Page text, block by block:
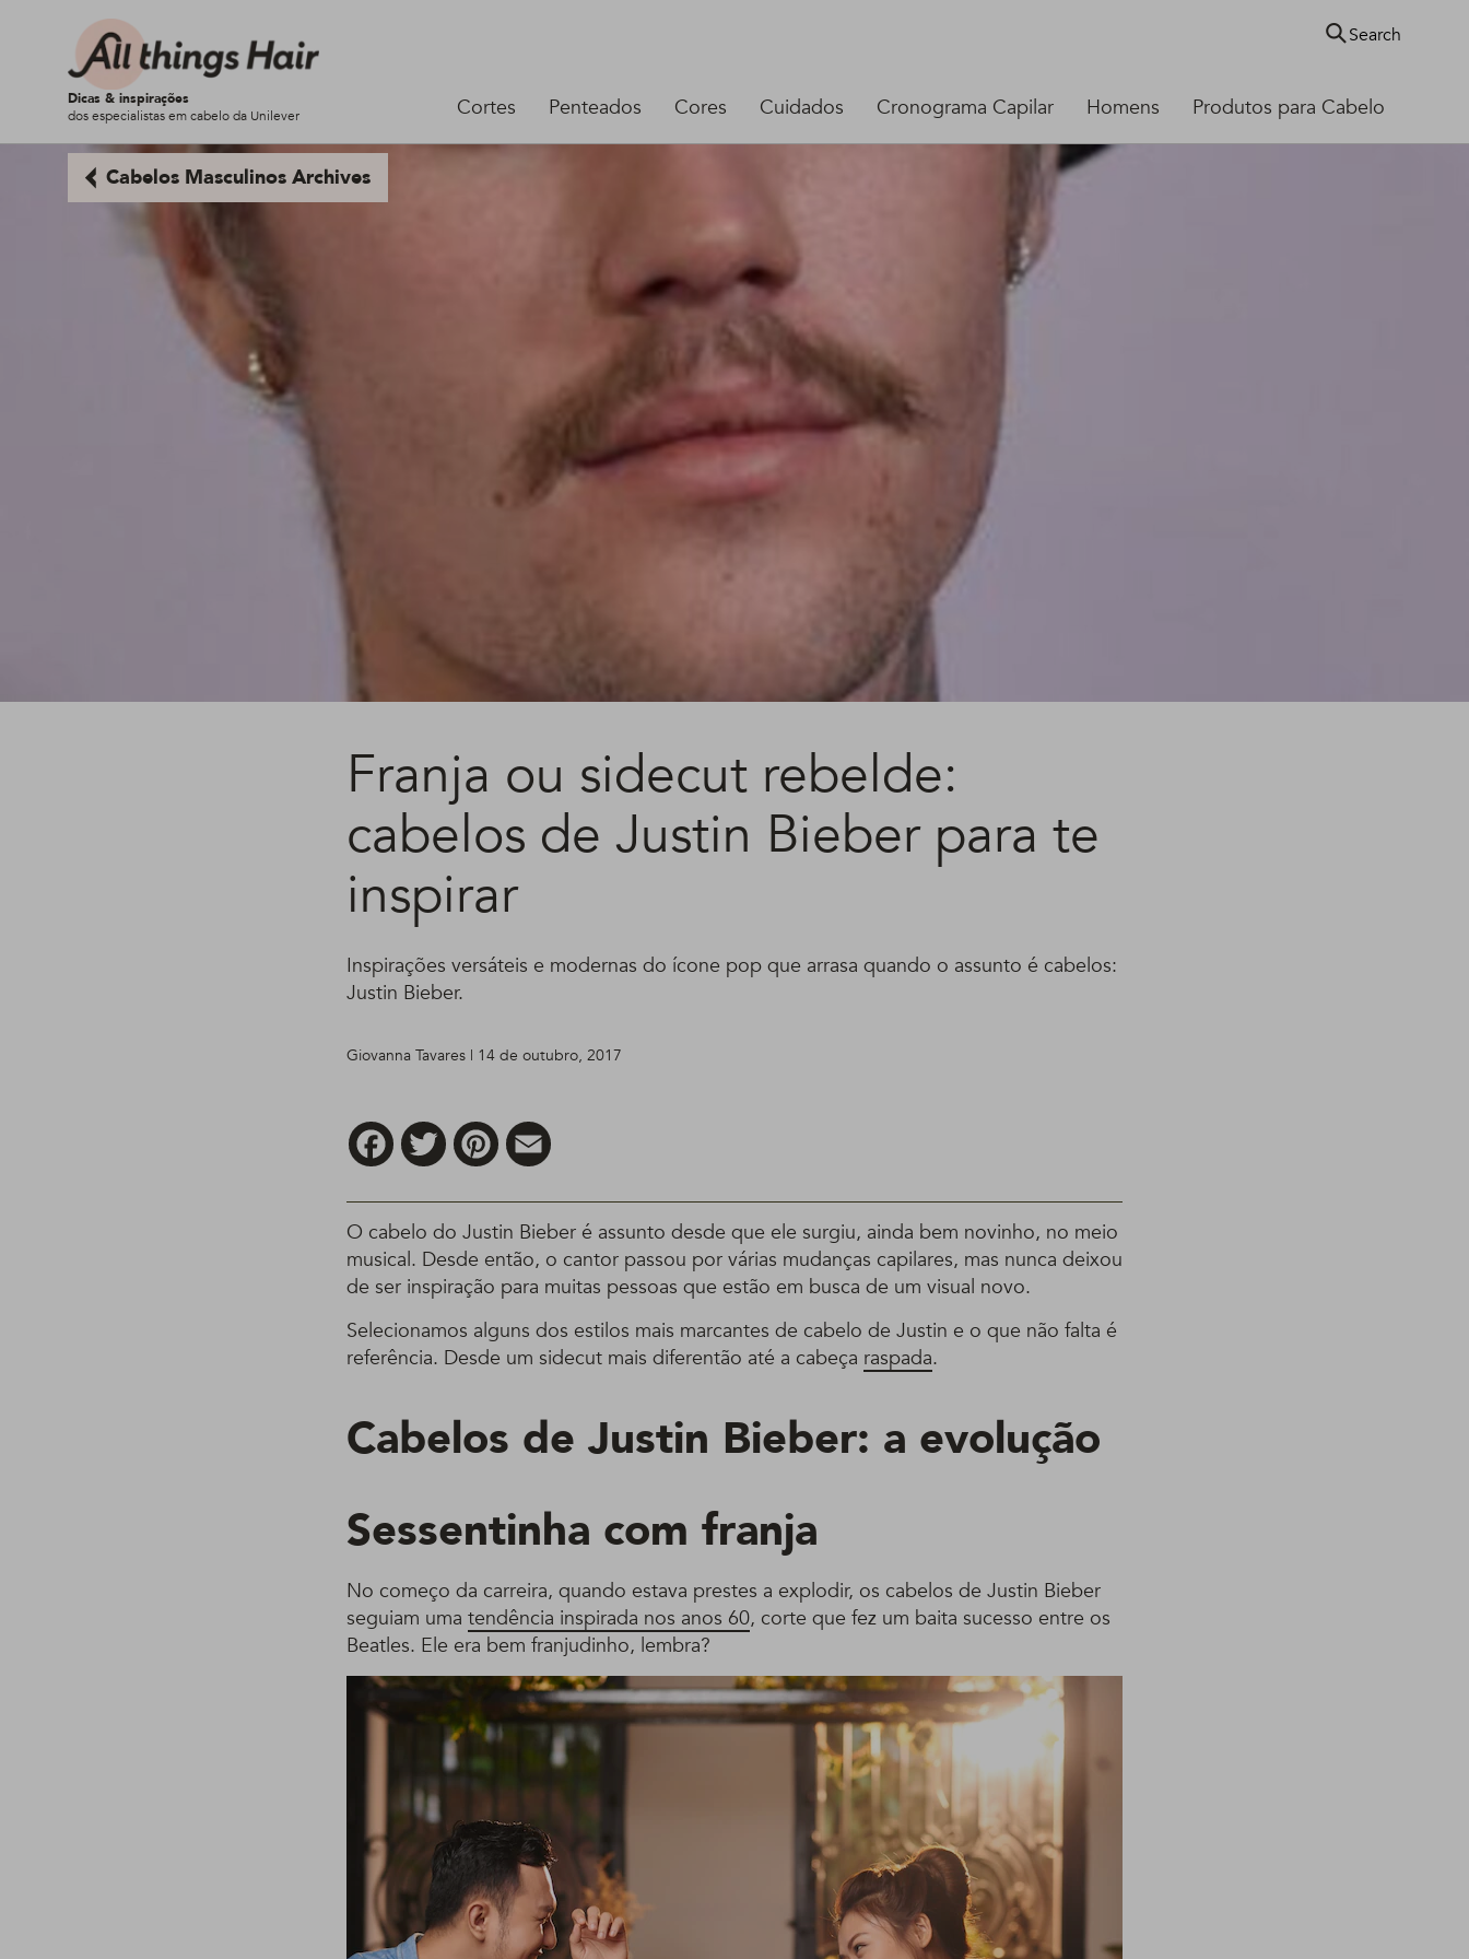
Dicas & inspirações
dos especialistas em cabelo da Unilever
Cortes Penteados Cores Cuidados Cronograma Capilar Homens Produtos para Cabelo
Search
Cabelos Masculinos Archives
Franja ou sidecut rebelde:
cabelos de Justin Bieber para te
inspirar
Inspirações versáteis e modernas do ícone pop que arrasa quando o assunto é cabelos:
Justin Bieber.
Giovanna Tavares | 14 de outubro, 2017
FacebookTwitter Pinterest
O cabelo do Justin Bieber é assunto desde que ele surgiu, ainda bem novinho, no meio
musical. Desde então, o cantor passou por várias mudanças capilares, mas nunca deixou
de ser inspiração para muitas pessoas que estão em busca de um visual novo.
Selecionamos alguns dos estilos mais marcantes de cabelo de Justin e o que não falta é
referência. Desde um sidecut mais diferentão até a cabeça raspada.
Cabelos de Justin Bieber: a evolução
Sessentinha com franja
No começo da carreira, quando estava prestes a explodir, os cabelos de Justin Bieber
seguiam uma tendência inspirada nos anos 60, corte que fez um baita sucesso entre os
Beatles. Ele era bem franjudinho, lembra?